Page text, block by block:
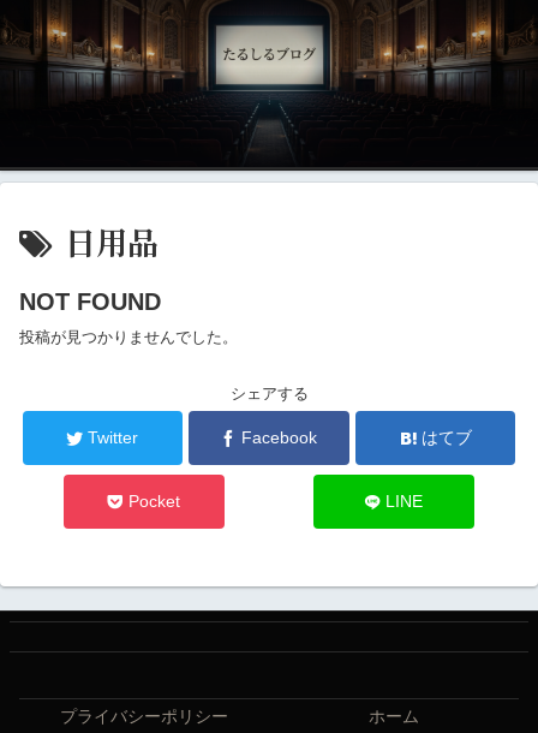
日用品
NOT FOUND
投稿が見つかりませんでした。
シェアする
Twitter Facebook はてブ
Pocket LINE
プライバシーポリシー
ホーム